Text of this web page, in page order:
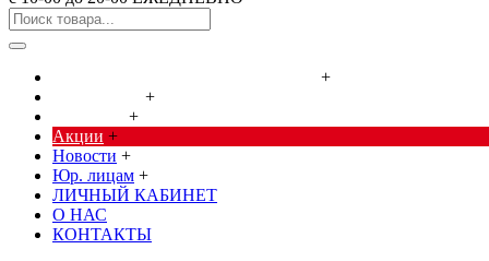
+
+
+
Акции +
Новости +
Юр. лицам +
ЛИЧНЫЙ КАБИНЕТ
О НАС
КОНТАКТЫ